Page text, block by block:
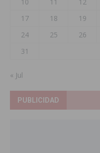
17
18 19
24
25 26
31
« Jul
PUBLICIDAD